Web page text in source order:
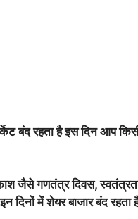
बंद रहता है इस दिन आप
जैसे गणतंत्र दिवस,
दिनों में शेयर बाजार बंद रहता